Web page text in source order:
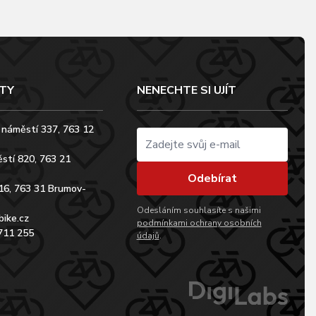
337, 763 12
820, 763 21
763 31 Brumov-
255
NENECHTE SI UJÍT
Odebírat
Odesláním souhlasíte s našimi
podmínkami ochrany osobních
údajů.